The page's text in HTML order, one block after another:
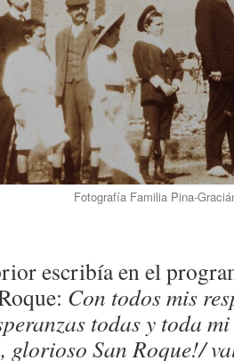
Fotografía Familia Pina-
en el programa
Con todos mis
todas y toda
glorioso San Roque!/